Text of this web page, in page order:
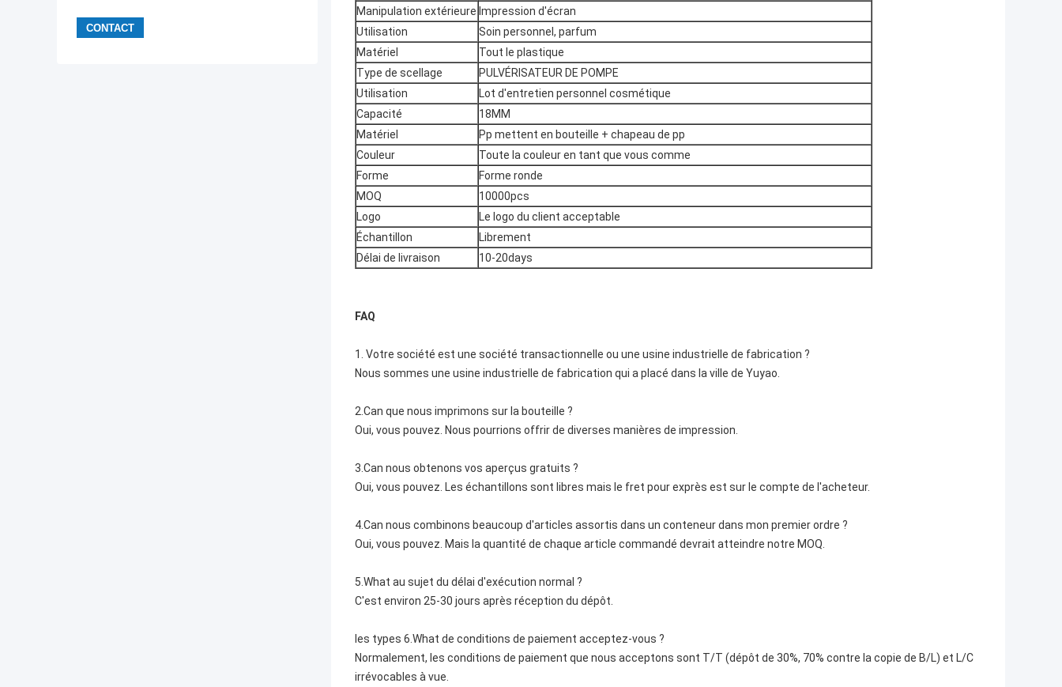
Manipulation extérieure Impression d'écran
Utilisation
Soin personnel, parfum
Matériel
Tout le plastique
Type de scellage
PULVÉRISATEUR DE POMPE
Utilisation
Lot d'entretien personnel cosmétique
Capacité
18MM
Matériel
Pp mettent en bouteille + chapeau de pp
Couleur
Toute la couleur en tant que vous comme
Forme
Forme ronde
MOQ
10000pcs
Logo
Le logo du client acceptable
Échantillon
Librement
Délai de livraison
10-20days
FAQ
1. Votre société est une société transactionnelle ou une usine industrielle de fabrication ?
Nous sommes une usine industrielle de fabrication qui a placé dans la ville de Yuyao.
2.Can que nous imprimons sur la bouteille ?
Oui, vous pouvez. Nous pourrions offrir de diverses manières de impression.
3.Can nous obtenons vos aperçus gratuits ?
Oui, vous pouvez. Les échantillons sont libres mais le fret pour exprès est sur le compte de l'acheteur.
4.Can nous combinons beaucoup d'articles assortis dans un conteneur dans mon premier ordre ?
Oui, vous pouvez. Mais la quantité de chaque article commandé devrait atteindre notre MOQ.
5.What au sujet du délai d'exécution normal ?
C'est environ 25-30 jours après réception du dépôt.
les types 6.What de conditions de paiement acceptez-vous ?
Normalement, les conditions de paiement que nous acceptons sont T/T (dépôt de 30%, 70% contre la copie de B/L) et L/C
irrévocables à vue.